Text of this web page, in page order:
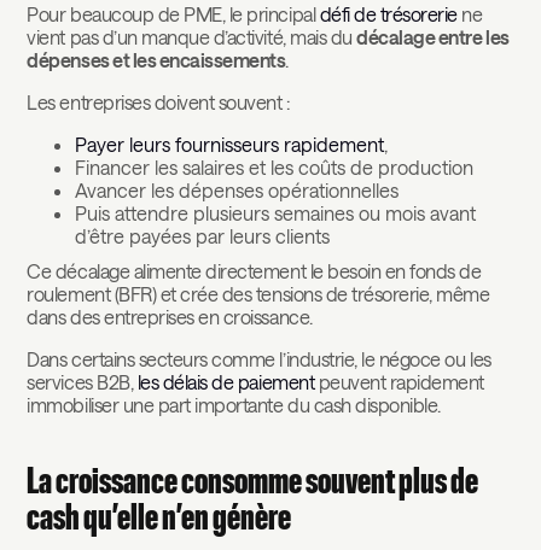
Pour beaucoup de PME, le principaldéfi de trésoreriene
vient pas d’un manque d’activité, mais dudécalage entre les
dépenses et les encaissements.
Les entreprises doivent souvent :
Payer leurs fournisseurs rapidement,
Financer les salaires et les coûts de production
Avancer les dépenses opérationnelles
Puis attendre plusieurs semaines ou mois avant
d’être payées par leurs clients
Ce décalage alimente directement le besoin en fonds de
roulement (BFR) et crée des tensions de trésorerie, même
dans des entreprises en croissance.
Dans certains secteurs comme l’industrie, le négoce ou les
services B2B, les délais de paiementpeuvent rapidement
immobiliser une part importante du cash disponible.
La croissance consomme souvent plus de
cash qu’elle n’en génère